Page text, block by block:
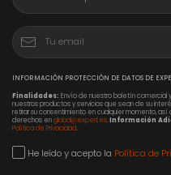
INFORMACIÓN PROTECCIÓN DE DATOS DE
Finalidades: Envío de nuestro boletín comercial
nuestros productos y servicios que sean de su
retirar su consentimiento en cualquier momento,
derechos englobal@expert.es.Información
Política de Privacidad.
He leído y acepto la Política de